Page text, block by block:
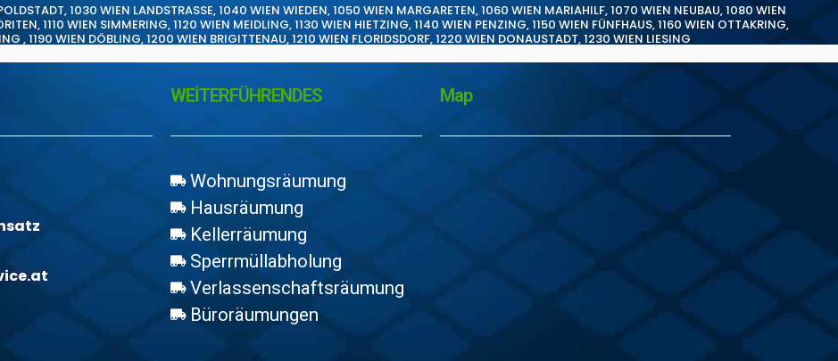
,1030 WIEN LANDSTRASSE,1040 WIEN WIEDEN,1050 WIEN MARGARETEN,1060 WIEN MARIAHILF,1070 WIEN NEUBAU,1080 WIEN
,1110 WIEN SIMMERING,1120 WIEN MEIDLING,1130 WIEN HIETZING,1140 WIEN PENZING,1150 WIEN FÜNFHAUS,1160 WIEN OTTAKRING,
,1190 WIEN DÖBLING,1200 WIEN BRIGITTENAU,1210 WIEN FLORIDSDORF,1220 WIEN DONAUSTADT,1230 WIEN LIESING
WEİTERFÜHRENDES
Wohnungsräumung
Hausräumung
Kellerräumung
Sperrmüllabholung
Verlassenschaftsräumung
Büroräumungen
Map